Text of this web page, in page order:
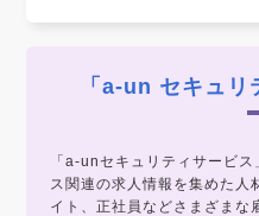
「a-un セキュ
「a-unセキュリティサービ
ス関連の求人情報を集めた人
イト、正社員などさまざまな